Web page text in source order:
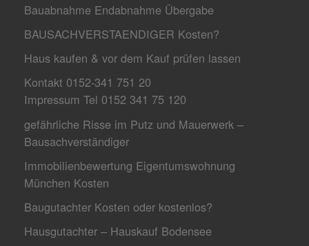
Bauabnahme Endabnahme Übergabe
BAUSACHVERSTAENDIGER Kosten?
Haus kaufen & vor dem Kauf prüfen lassen
Kontakt 0152-341 751 20
Impressum Tel 0152 341 75 120
gefährliche Risse im Putz und Mauerwerk –
Bausachverständiger
Immobilienbewertung Eigentumswohnung
München Kosten
Baugutachter Kosten oder kostenlos?
Hausgutachter – Hauskauf Bodensee